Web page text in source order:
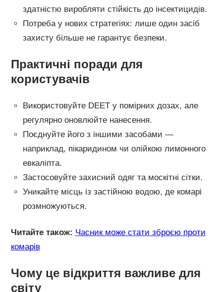
здатністю виробляти стійкість до інсектицидів.
Потреба у нових стратегіях: лише один засіб
захисту більше не гарантує безпеки.
Практичні поради для
користувачів
Використовуйте DEET у помірних дозах, але
регулярно оновлюйте нанесення.
Поєднуйте його з іншими засобами —
наприклад, пікаридином чи олійкою лимонного
евкаліпта.
Застосовуйте захисний одяг та москітні сітки.
Уникайте місць із застійною водою, де комарі
розмножуються.
Читайте також: Часник може стати зброєю проти
комарів
Чому це відкриття важливе для
світу